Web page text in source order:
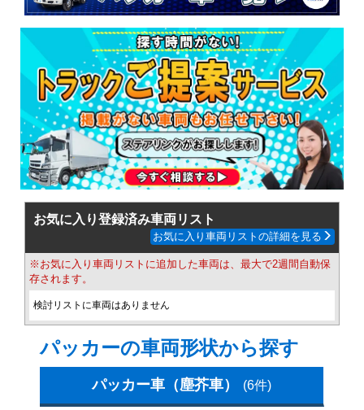
お気に入り登録済み車両リスト
お気に入り車両リストの詳細を見る
※お気に入り車両リストに追加した車両は、最大で2週間自動保
存されます。
検討リストに車両はありません
パッカーの車両形状から探す
パッカー車（塵芥車） (6件)